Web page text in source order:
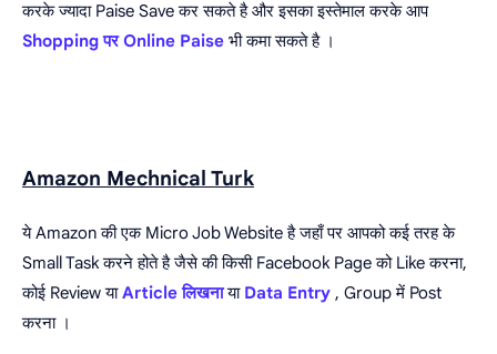
करके ज्यादा Paise Save कर सकते है और इसका इस्तेमाल करके आप
Shopping पर Online Paise भी कमा सकते है ।
Amazon Mechnical Turk
ये Amazon की एक Micro Job Website है जहाँ पर आपको कई तरह के
Small Task करने होते है जैसे की किसी Facebook Page को Like करना,
कोई Review याArticle लिखनाया Data Entry , Group में Post
करना ।